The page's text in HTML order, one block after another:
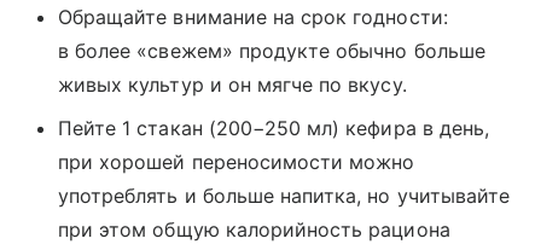
Обращайте внимание на срок годности:
в более «свежем» продукте обычно больше
живых культур и он мягче по вкусу.
Пейте 1 стакан (200−250 мл) кефира в день,
при хорошей переносимости можно
употреблять и больше напитка, но учитывайте
при этом общую калорийность рациона